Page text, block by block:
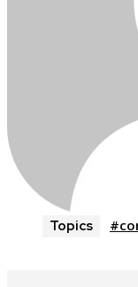
Topics